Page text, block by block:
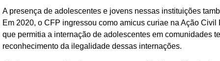
A presença de adolescentes e jovens nessas instituições
Em 2020, o CFP ingressou como amicus curiae na Ação
que permitia a internação de adolescentes em comunidades
reconhecimento da ilegalidade dessas internações.